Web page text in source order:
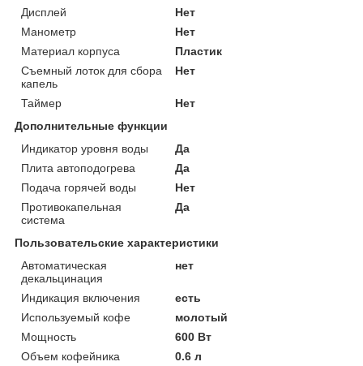
Дисплей
Нет
Манометр
Нет
Материал корпуса
Пластик
Съемный лоток для сбора
капель
Нет
Таймер
Нет
Дополнительные функции
Индикатор уровня воды
Да
Плита автоподогрева
Да
Подача горячей воды
Нет
Противокапельная
система
Да
Пользовательские характеристики
Автоматическая
декальцинация
нет
Индикация включения
есть
Используемый кофе
молотый
Мощность
600 Вт
Объем кофейника
0.6 л